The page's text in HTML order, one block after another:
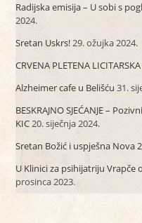
Radijska emisija – U sobi s
2024.
Sretan Uskrs!29. ožujka 2024.
CRVENA PLETENA
Alzheimer cafe u Belišću 31.
BESKRAJNO SJEĆANJE –
KIC20. siječnja 2024.
Sretan Božić i uspješna Nova
U Klinici za psihijatriju
prosinca 2023.